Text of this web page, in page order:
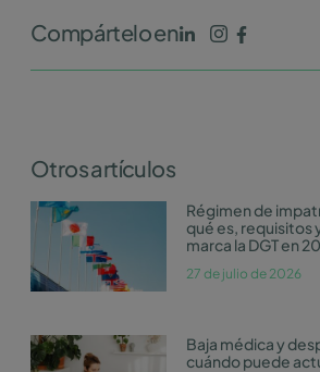
Compártelo en
Otros artículos
Régimen de
qué es, requisitos
marca la DGT en
27 de julio de 2026
Baja médica y
cuándo puede